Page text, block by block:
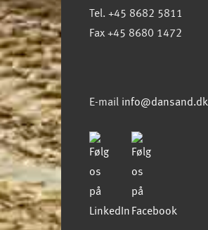
Tel. +45 8682 5811
Fax +45 8680 1472
E-mail info@dansand.dk